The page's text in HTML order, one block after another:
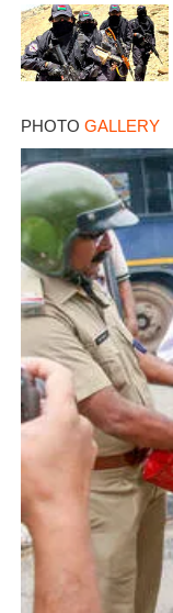
PHOTO GALLERY